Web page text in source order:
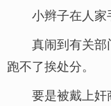
小辫子在人家
真闹到有关
跑不了挨处分。
要是被戴上奸